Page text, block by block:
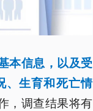
本信息，以及受
、生育和死亡情
，调查结果将有